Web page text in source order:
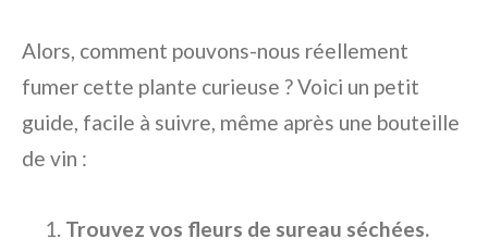
Alors, comment pouvons-nous réellement
fumer cette plante curieuse ? Voici un petit
guide, facile à suivre, même après une bouteille
de vin :
Trouvez vos fleurs de sureau séchées.